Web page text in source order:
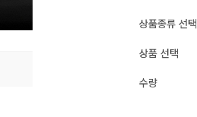
상품종류 선택
상품 선택
수량